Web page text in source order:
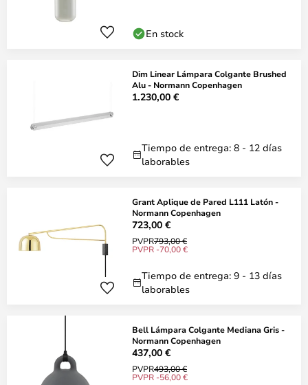
En stock
Dim Linear Lámpara Colgante Brushed
Alu - Normann Copenhagen
1.230,00 €
Tiempo de entrega: 8 - 12 días
laborables
Grant Aplique de Pared L111 Latón -
Normann Copenhagen
723,00 €
PVPR793,00 €
PVPR -70,00 €
Tiempo de entrega: 9 - 13 días
laborables
Bell Lámpara Colgante Mediana Gris -
Normann Copenhagen
437,00 €
PVPR493,00 €
PVPR -56,00 €